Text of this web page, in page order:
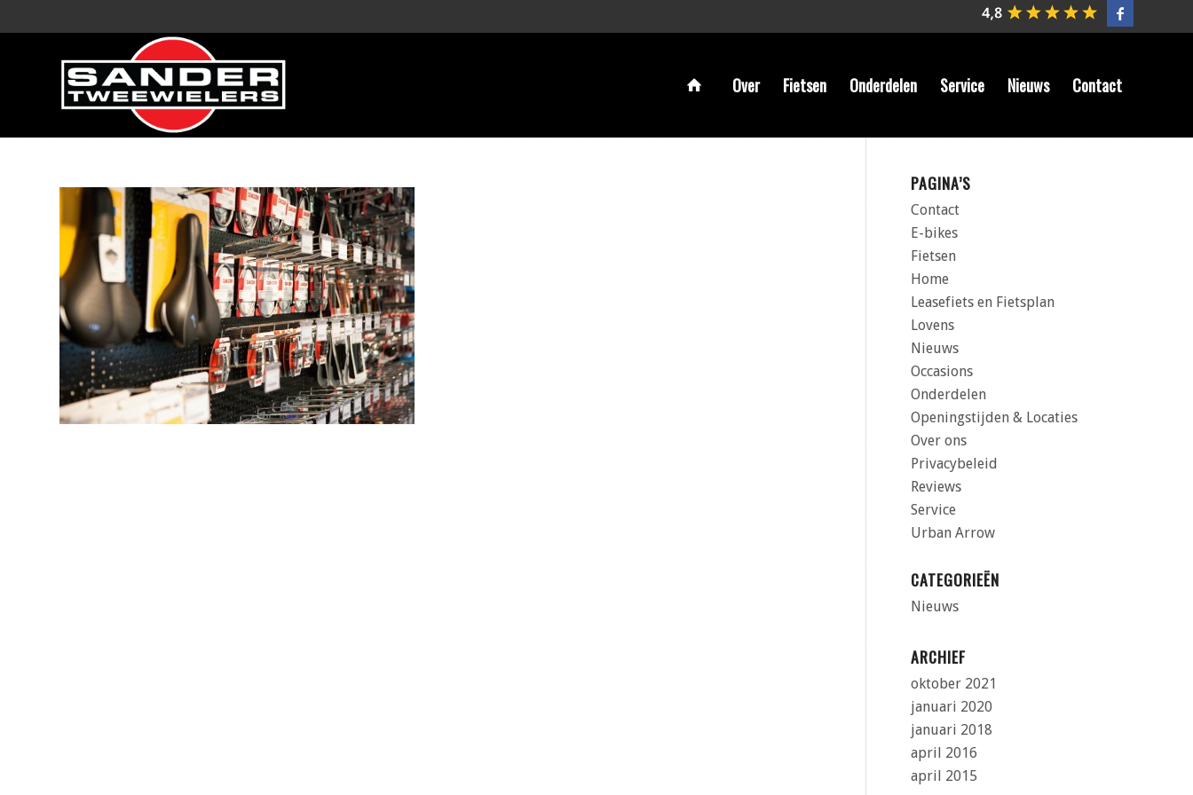
Over Fietsen Onderdelen Service Nieuws Contact
PAGINA’S
Contact
E-bikes
Fietsen
Home
Leasefiets en Fietsplan
Lovens
Nieuws
Occasions
Onderdelen
Openingstijden & Locaties
Over ons
Privacybeleid
Reviews
Service
Urban Arrow
CATEGORIEËN
Nieuws
ARCHIEF
oktober 2021
januari 2020
januari 2018
april 2016
april 2015